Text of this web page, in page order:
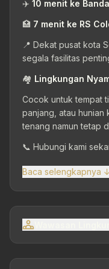
✈️ 10 menit ke
🏥 7 menit ke RS
📍 Dekat pusat kota
segala fasilitas
🏘️ Lingkungan
Cocok untuk tempat
panjang, atau hunian
tenang namun tetap
📞 Hubungi kami
Baca selengkapnya ↓
Wawasan